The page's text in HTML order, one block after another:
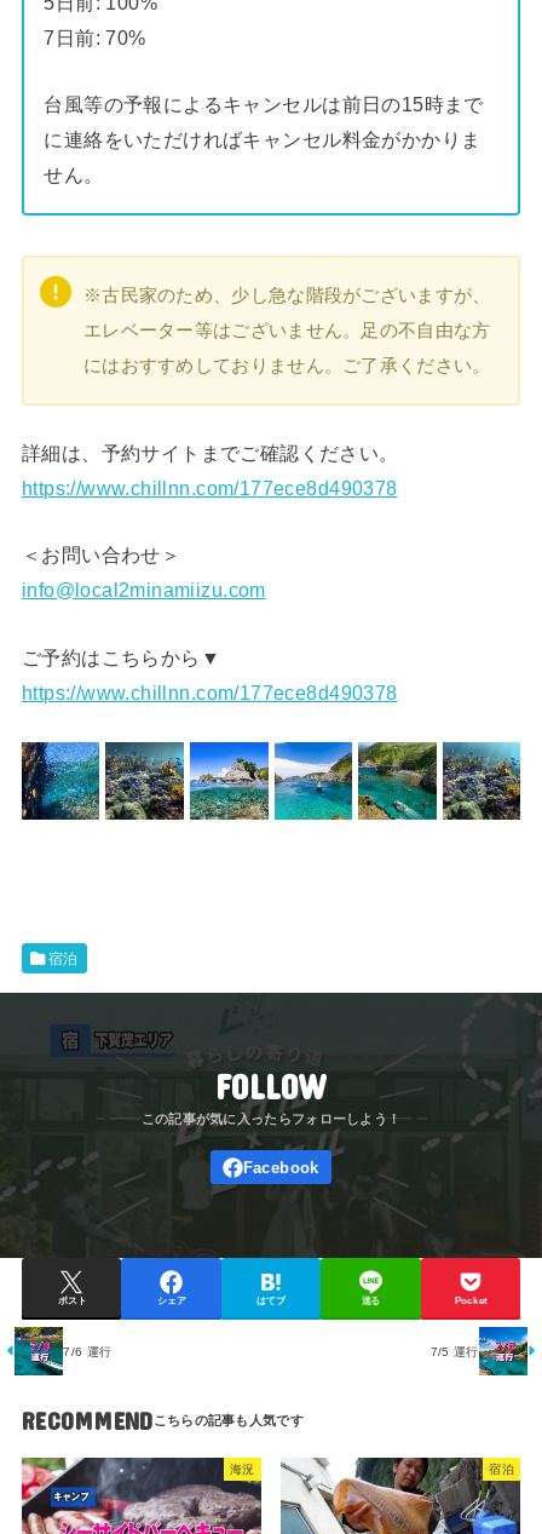
7日前: 70%
台風等の予報によるキャンセルは前日の15時まで
に連絡をいただければキャンセル料金がかかりま
せん。
※古民家のため、少し急な階段がございますが、
エレベーター等はございません。足の不自由な方
にはおすすめしておりません。ご了承ください。
詳細は、予約サイトまでご確認ください。
https://www.chillnn.com/177ece8d490378
＜お問い合わせ＞
info@local2minamiizu.com
ご予約はこちらから▼
https://www.chillnn.com/177ece8d490378
宿泊
FOLLOW
ポスト シェア はてブ 送る Pocket
7/6 運行 7/5 運行
RECOMMEND
海況 宿泊